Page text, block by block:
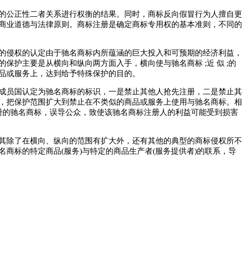
正性二者关系进行权衡的结果。同时，商标反向假冒行为人擅自更
道德与法律原则。商标注册是确定商标专用权的基本准则，不同的
权的认定由于驰名商标内所蕴涵的巨大投入和可预期的经济利益，
护主要是从横向和纵向两方面入手，横向使与驰名商标 ;近 似 ;的
服务上，达到给予特殊保护的目的。
国认定为驰名商标的标识，一是禁止其他人抢先注册，二是禁止其
保护范围扩大到禁止在不类似的商品或服务上使用与驰名商标。相
驰名商标，误导公众，致使该驰名商标注册人的利益可能受到损害
了在横向、纵向的范围有扩大外，还有其他的典型的商标侵权所不
标的特定商品(服务)与特定的商品生产者(服务提供者)的联系，导